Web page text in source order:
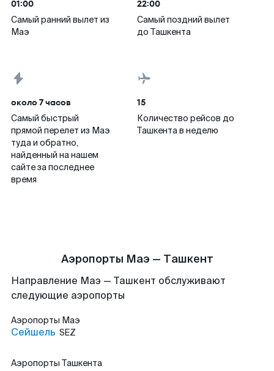
01:00
Самый ранний вылет из
Маэ
22:00
Самый поздний вылет
до Ташкента
около 7 часов
Самый быстрый
прямой перелет из Маэ
туда и обратно,
найденный на нашем
сайте за последнее
время
15
Количество рейсов до
Ташкента в неделю
Аэропорты Маэ — Ташкент
Направление Маэ — Ташкент обслуживают
следующие аэропорты
Аэропорты Маэ
Сейшель SEZ
Аэропорты Ташкента